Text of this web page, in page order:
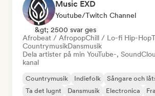
Music EXD
Youtube/Twitch Channel
&gt; 2500 svar ges
Afrobeat / AfropopChill / Lo-fi Hip-Hop
CountrymusikDansmusik
Dela artister på min YouTube-,
kanal
Countrymusik Indiefolk
Sångare och
Ta det lugnt
Dansmusik Electronica